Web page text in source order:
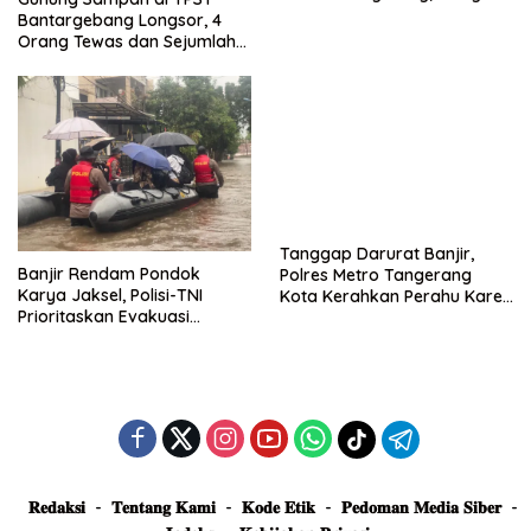
Bantargebang Longsor, 4
Orang Tewas dan Sejumlah
Banjir Rendam Pondok
Karya Jaksel, Polisi-TNI
Prioritaskan Evakuasi
Tanggap Darurat Banjir,
Polres Metro Tangerang
Kota Kerahkan Perahu Karet
𝐑𝐞𝐝𝐚𝐤𝐬𝐢 𝐓𝐞𝐧𝐭𝐚𝐧𝐠 𝐊𝐚𝐦𝐢 𝐊𝐨𝐝𝐞 𝐄𝐭𝐢𝐤
𝐏𝐞𝐝𝐨𝐦𝐚𝐧 𝐌𝐞𝐝𝐢𝐚 𝐒𝐢𝐛𝐞𝐫